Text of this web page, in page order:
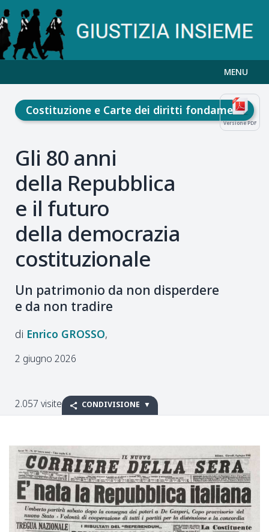
MENU
Versione PDF
Costituzione e Carte dei diritti fondamentali
Gli 80 anni
della Repubblica
e il futuro
della democrazia
costituzionale
Un patrimonio da non disperdere
e da non tradire
Enrico GROSSO
2 giugno 2026
2.057 visite CONDIVISIONE